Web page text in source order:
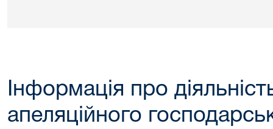
Інформація про
апеляційного